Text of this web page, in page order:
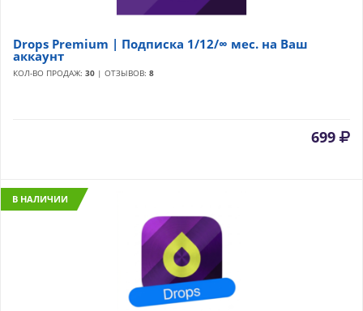
Drops Premium | Подписка 1/12/∞ мес. на Ваш
аккаунт
КОЛ-ВО ПРОДАЖ: 30 | ОТЗЫВОВ: 8
699
В НАЛИЧИИ